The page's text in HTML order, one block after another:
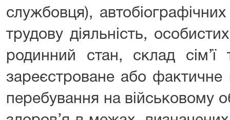
службовця),
трудову діяльність,
родинний стан, склад
зареєстроване або
перебування на військовому